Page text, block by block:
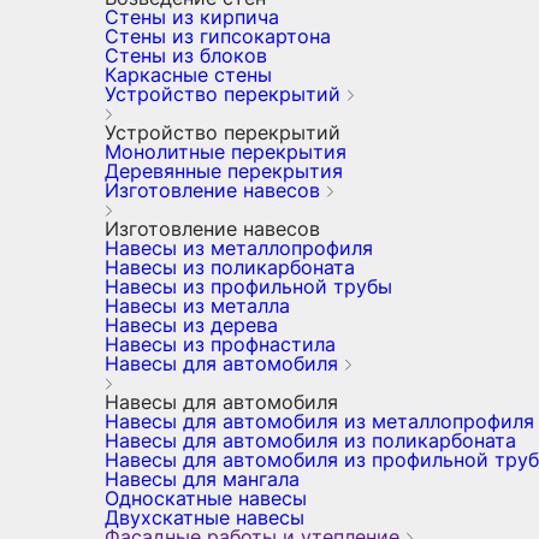
Стены из кирпича
Стены из гипсокартона
Стены из блоков
Каркасные стены
Устройство перекрытий
Устройство перекрытий
Монолитные перекрытия
Деревянные перекрытия
Изготовление навесов
Изготовление навесов
Навесы из металлопрофиля
Навесы из поликарбоната
Навесы из профильной трубы
Навесы из металла
Навесы из дерева
Навесы из профнастила
Навесы для автомобиля
Навесы для автомобиля
Навесы для автомобиля из металлопрофиля
Навесы для автомобиля из поликарбоната
Навесы для автомобиля из профильной
Навесы для мангала
Односкатные навесы
Двухскатные навесы